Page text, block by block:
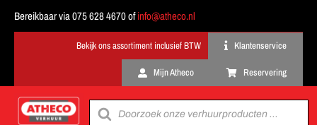
Bereikbaar via 075 628 4670 ofinfo@atheco.nl
Klantenservice
Mijn Atheco Reservering
Producten
zoeken